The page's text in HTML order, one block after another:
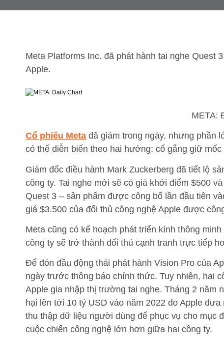
Meta Platforms Inc. đã phát hành tai nghe Quest
Apple.
META:
Cổ phiếu Meta đã giảm trong ngày, nhưng phần
có thể diễn biến theo hai hướng: cố gắng giữ
Giám đốc điều hành Mark Zuckerberg đã tiết lộ
công ty. Tai nghe mới sẽ có giá khởi điểm $500
Quest 3 – sản phẩm được công bố lần đầu tiên
giá $3.500 của đối thủ công nghệ Apple được
Meta cũng có kế hoạch phát triển kính thông
công ty sẽ trở thành đối thủ cạnh tranh trực tiếp
Để đón đầu động thái phát hành Vision Pro của
ngày trước thông báo chính thức. Tuy nhiên, hai
Apple gia nhập thị trường tai nghe. Tháng 2 năm
hại lên tới 10 tỷ USD vào năm 2022 do Apple
thu thập dữ liệu người dùng để phục vụ cho mục
cuộc chiến công nghệ lớn hơn giữa hai công ty.